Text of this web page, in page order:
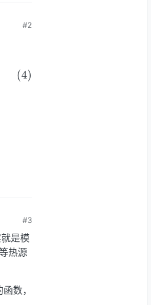
#2
#3
是模
热源
数，